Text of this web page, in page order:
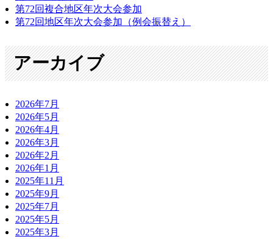
第72回複合地区年次大会参加
第72回地区年次大会参加（例会振替え）
アーカイブ
2026年7月
2026年5月
2026年4月
2026年3月
2026年2月
2026年1月
2025年11月
2025年9月
2025年7月
2025年5月
2025年3月